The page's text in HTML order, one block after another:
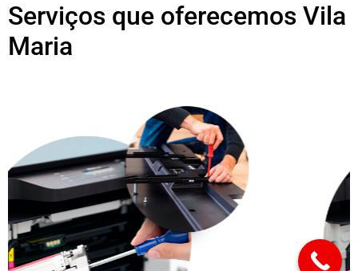
Serviços que oferecemos Vila
Maria